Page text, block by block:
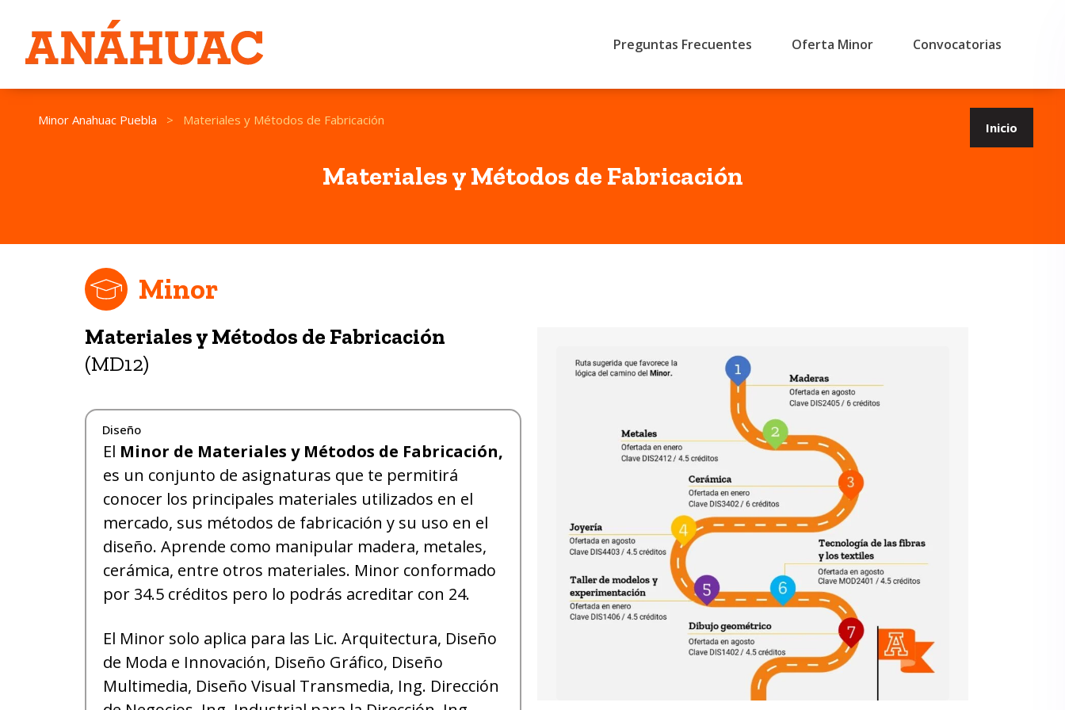
Preguntas Frecuentes Oferta Minor Convocatorias
Minor Anahuac Puebla > Materiales y Métodos de Fabricación Inicio
Materiales y Métodos de Fabricación
Minor
Materiales y Métodos de Fabricación
(MD12)
Diseño
El Minor de Materiales y Métodos de Fabricación,
es un conjunto de asignaturas que te permitirá
conocer los principales materiales utilizados en el
mercado, sus métodos de fabricación y su uso en el
diseño. Aprende como manipular madera, metales,
cerámica, entre otros materiales. Minor conformado
por 34.5 créditos pero lo podrás acreditar con 24.
El Minor solo aplica para las Lic. Arquitectura, Diseño
de Moda e Innovación, Diseño Gráfico, Diseño
Multimedia, Diseño Visual Transmedia, Ing. Dirección